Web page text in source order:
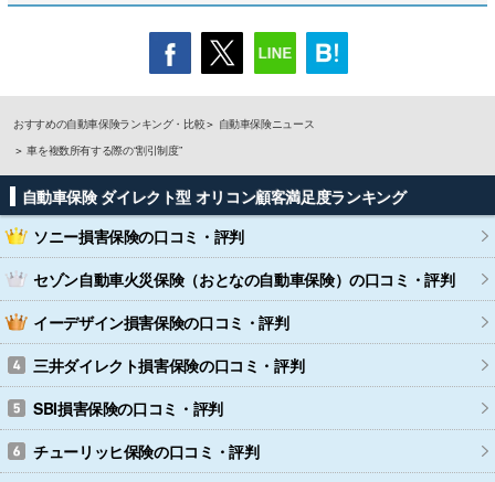
おすすめの自動車保険ランキング・比較
自動車保険ニュース
車を複数所有する際の“割引制度”
自動車保険 ダイレクト型 オリコン顧客満足度ランキング
ソニー損害保険の口コミ・評判
セゾン自動車火災保険（おとなの自動車保険）の口コミ・評判
イーデザイン損害保険の口コミ・評判
三井ダイレクト損害保険の口コミ・評判
SBI損害保険の口コミ・評判
チューリッヒ保険の口コミ・評判